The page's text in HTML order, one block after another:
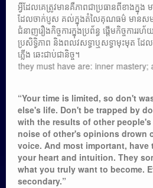
អ្វីដែលគេត្រូវមានគឺភាពជាប្រធានពីខាងក្
ដែលចាក់ប្ញស គល់ក្នុងតំលៃគុណធម៌ មានសម
ជំនាញរឿងកិច្ចការក្នុងប្រព័ន្ធ ផ្តើមកិច្ចការរ
ប្រសិទ្ធិភាព និងពលវសទ្ធាឬសទ្ធាមុះមុត ដែ
ភ្លើង ឆេះជាប់ជានិច្ច។
they must have are: inner mastery; a
“Your time is limited, so don't
else's life. Don't be trapped by
with the results of other
noise of other's opinions drown
voice. And most important,
your heart and intuition. They
what you truly want to become.
secondary.”